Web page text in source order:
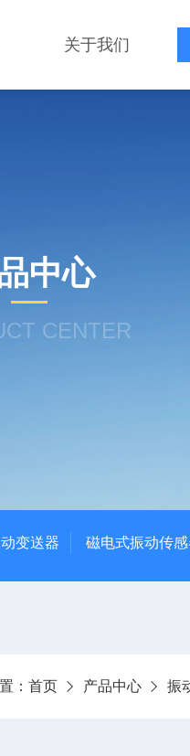
关于我们
中心
CENTER
变送器 磁电式振动传
： 首页 产品中心 振